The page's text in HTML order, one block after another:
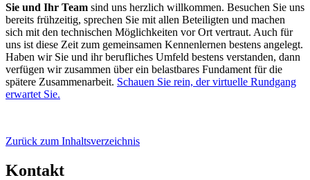
Sie und Ihr Team sind uns herzlich willkommen. Besuchen Sie uns
bereits frühzeitig, sprechen Sie mit allen Beteiligten und machen
sich mit den technischen Möglichkeiten vor Ort vertraut. Auch für
uns ist diese Zeit zum gemeinsamen Kennenlernen bestens angelegt.
Haben wir Sie und ihr berufliches Umfeld bestens verstanden, dann
verfügen wir zusammen über ein belastbares Fundament für die
spätere Zusammenarbeit. Schauen Sie rein, der virtuelle Rundgang
erwartet Sie.
Zurück zum Inhaltsverzeichnis
Kontakt